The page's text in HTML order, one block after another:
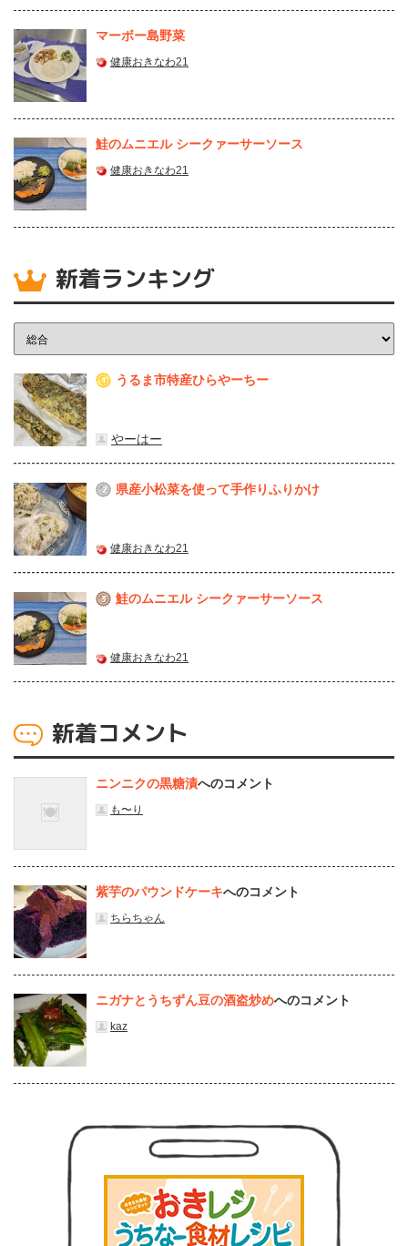
マーボー島野菜
健康おきなわ21
鮭のムニエル シークァーサーソース
健康おきなわ21
新着ランキング
1 うるま市特産ひらやーちー
やーはー
2 県産⼩松菜を使って⼿作りふりかけ
健康おきなわ21
3 鮭のムニエル シークァーサーソース
健康おきなわ21
新着コメント
ニンニクの黒糖漬へのコメント
も〜り
紫芋のパウンドケーキへのコメント
ちらちゃん
ニガナとうちずん豆の酒盗炒めへのコメント
kaz